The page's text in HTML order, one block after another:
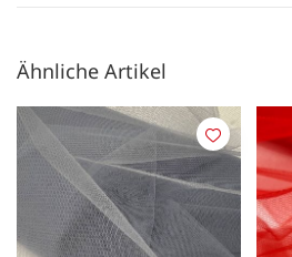
Ähnliche Artikel
Merken